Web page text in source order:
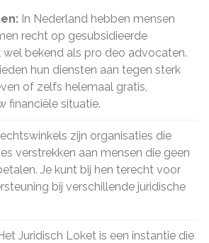
In Nederland hebben mensen
recht op gesubsidieerde
bekend als pro deo advocaten.
hun diensten aan tegen sterk
of zelfs helemaal gratis,
financiële situatie.
zijn organisaties die
verstrekken aan mensen die geen
Je kunt bij hen terecht voor
bij verschillende juridische
Juridisch Loket is een instantie die